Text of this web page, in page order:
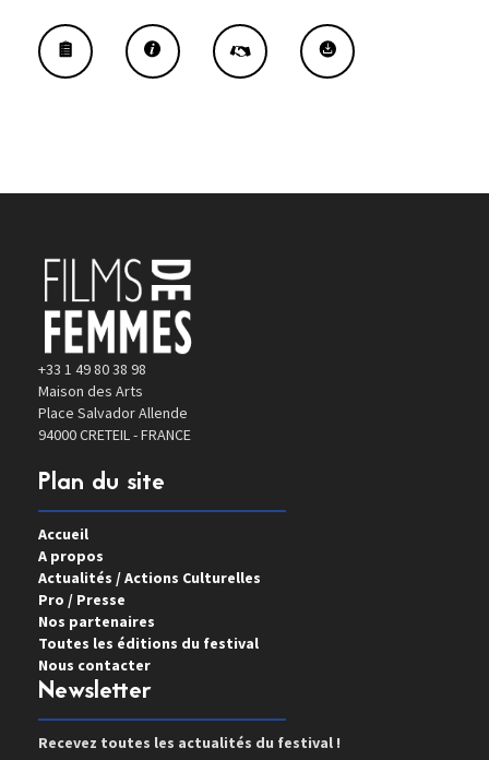
+33 1 49 80 38 98
Maison des Arts
Place Salvador Allende
94000 CRETEIL - FRANCE
Plan du site
Accueil
A propos
Actualités / Actions Culturelles
Pro / Presse
Nos partenaires
Toutes les éditions du festival
Nous contacter
Newsletter
Recevez toutes les actualités du festival !